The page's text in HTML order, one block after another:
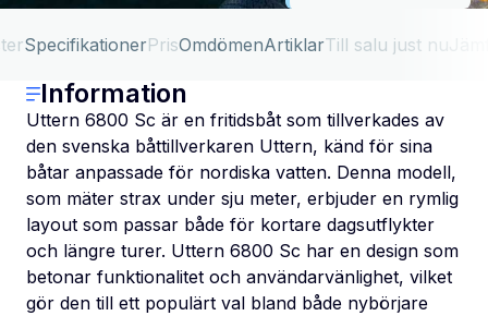
SpecifikationerPrisOmdömenArtiklarTill salu just nu
Information
Uttern 6800 Sc är en fritidsbåt som tillverkades av
den svenska båttillverkaren Uttern, känd för sina
båtar anpassade för nordiska vatten. Denna modell,
som mäter strax under sju meter, erbjuder en rymlig
layout som passar både för kortare dagsutflykter
och längre turer. Uttern 6800 Sc har en design som
betonar funktionalitet och användarvänlighet, vilket
gör den till ett populärt val bland både nybörjare